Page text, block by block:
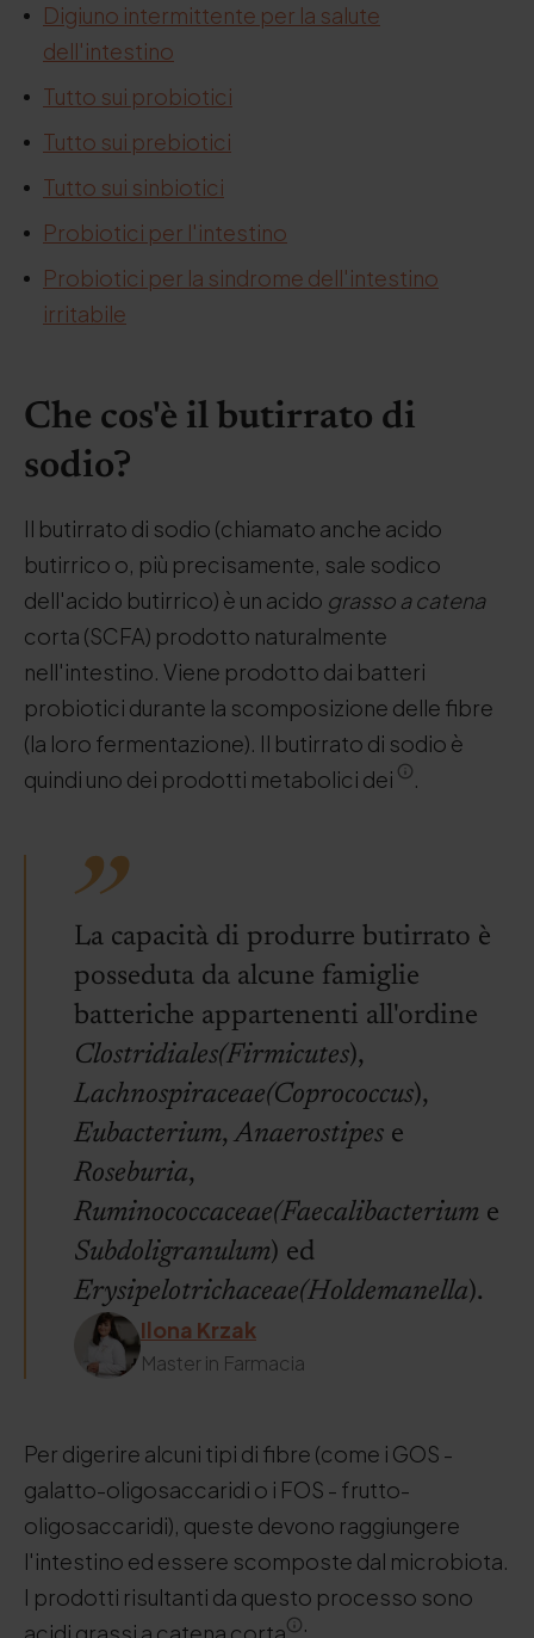
Digiuno intermittente per la salute
dell'intestino
Tutto sui probiotici
Tutto sui prebiotici
Tutto sui sinbiotici
Probiotici per l'intestino
Probiotici per la sindrome dell'intestino
irritabile
Che cos'è il butirrato di
sodio?
Il butirrato di sodio (chiamato anche acido
butirrico o, più precisamente, sale sodico
dell'acido butirrico) è un acido grasso a catena
corta (SCFA) prodotto naturalmente
nell'intestino. Viene prodotto dai batteri
probiotici durante la scomposizione delle fibre
(la loro fermentazione). Il butirrato di sodio è
quindi uno dei prodotti metabolici dei
.
La capacità di produrre butirrato è
posseduta da alcune famiglie
batteriche appartenenti all'ordine
Clostridiales(Firmicutes),
Lachnospiraceae(Coprococcus),
Eubacterium,Anaerostipes e
Roseburia,
Ruminococcaceae(Faecalibacterium e
Subdoligranulum) ed
Erysipelotrichaceae(Holdemanella).
Ilona Krzak
Master in Farmacia
Per digerire alcuni tipi di fibre (come i GOS -
galatto-oligosaccaridi o i FOS - frutto-
oligosaccaridi), queste devono raggiungere
l'intestino ed essere scomposte dal microbiota.
I prodotti risultanti da questo processo sono